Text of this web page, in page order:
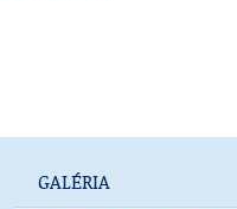
GALÉRIA